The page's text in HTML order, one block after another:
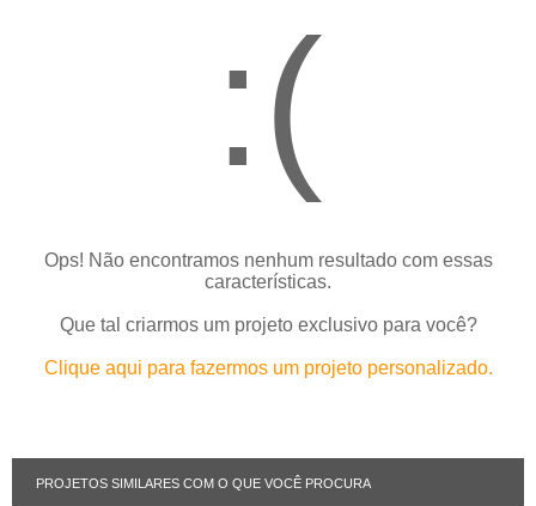
:(
Ops! Não encontramos nenhum resultado com essas
características.
Que tal criarmos um projeto exclusivo para você?
Clique aqui para fazermos um projeto personalizado.
PROJETOS SIMILARES COM O QUE VOCÊ PROCURA